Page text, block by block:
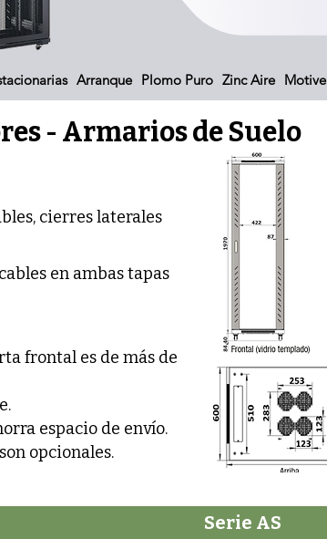
Arranque Plomo Puro Zinc Aire Motive
- Armarios de Suelo
cierres laterales
en ambas tapas
frontal es de más de
espacio de envío.
opcionales.
Serie AS